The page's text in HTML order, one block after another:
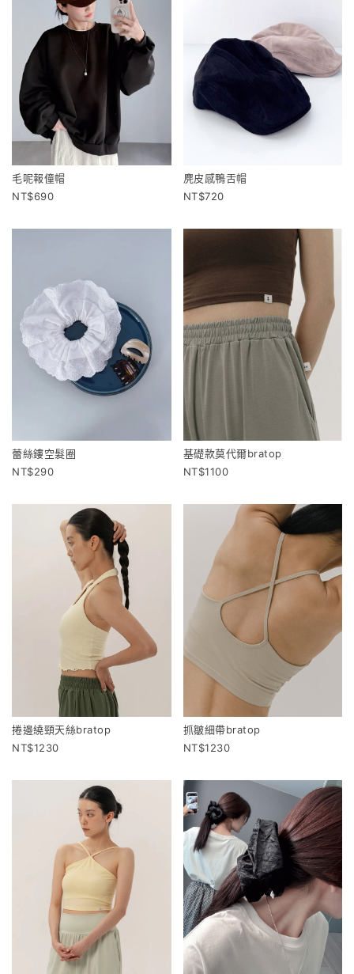
毛呢報僮帽
690
麂皮感鴨舌帽
720
蕾絲鏤空髮圈
290
基礎款莫代爾bratop
1100
捲邊繞頸天絲bratop
1230
抓皺細帶bratop
1230